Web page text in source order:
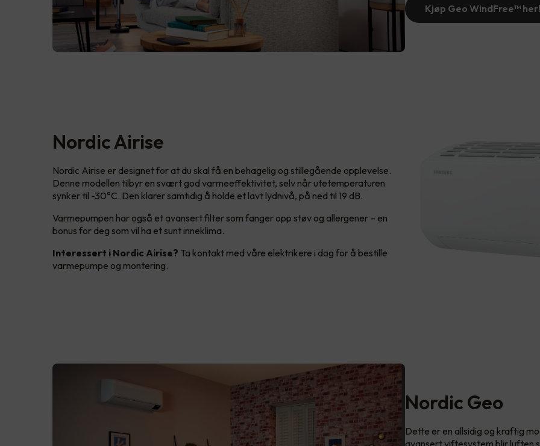
Kjøp Geo WindFree™️ her!
Nordic Airise
Nordic Airise er designet for at du skal få en behagelig og stillegående opplevelse.
Denne modellen tilbyr en svært god varmeeffektivitet, selv når utetemperaturen
synker til -30°C. Den klarer samtidig å holde et lavt lydnivå, på ned til 19 dB.
Varmepumpen har også et avansert filter som fanger opp støv og allergener – en
bonus for deg som vil ha et sunt inneklima.
Interessert i Nordic Airise? Ta kontakt med våre elektrikere i dag for å bestille
varmepumpe og montering.
Nordic Geo
Dette er en allsidig og kraftig
avansert viftesystem blir luften